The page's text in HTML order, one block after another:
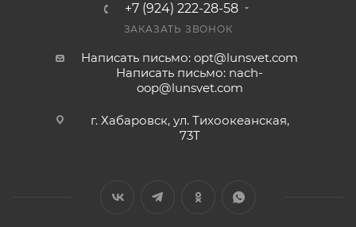
+7 (924) 222-28-58
ЗАКАЗАТЬ ЗВОНОК
Написать письмо: opt@lunsvet.com
Написать письмо: nach-
oop@lunsvet.com
г. Хабаровск, ул. Тихоокеанская,
73Т